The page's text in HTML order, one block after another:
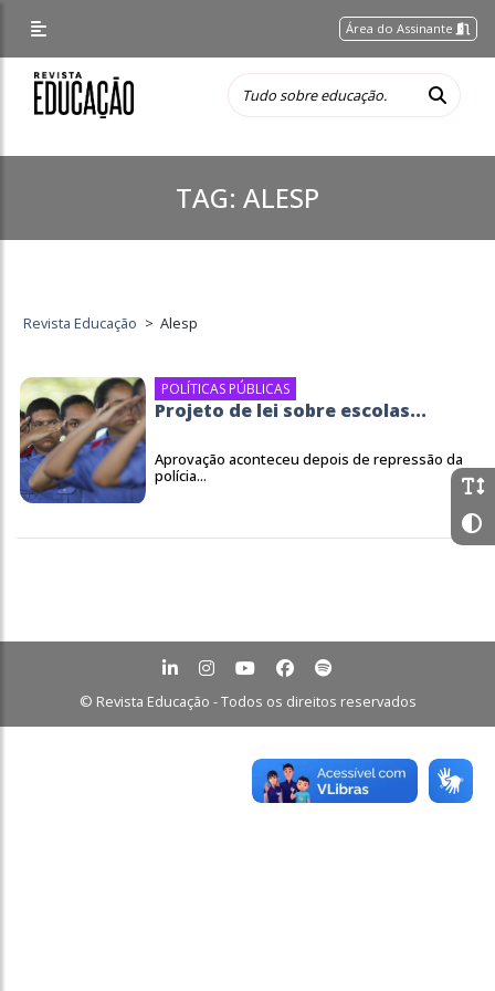
Área do Assinante
TAG: ALESP
Revista Educação > Alesp
POLÍTICAS PÚBLICAS
Projeto de lei sobre escolas...
Aprovação aconteceu depois de repressão da
polícia...
© Revista Educação - Todos os direitos reservados